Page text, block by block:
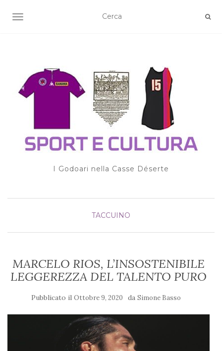
TOGGLE NAVIGATION
I Godoari nella Casse Déserte
TACCUINO
MARCELO RIOS, L’INSOSTENIBILE
LEGGEREZZA DEL TALENTO PURO
Pubblicato il Ottobre 9, 2020 da Simone Basso